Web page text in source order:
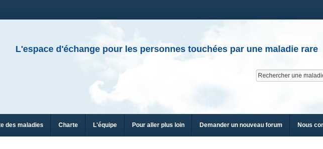
L'espace d'échange pour les personnes touchées par une maladie rare
des maladies Charte L'équipe Pour aller plus loin Demander un nouveau forum Nous